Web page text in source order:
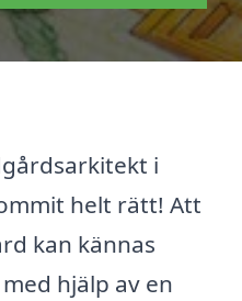
i
helt rätt! Att
kan kännas
hjälp av en